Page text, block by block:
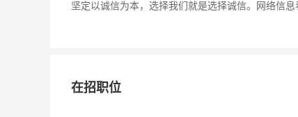
坚定以诚信为本，选择我们就是选择诚信。网络信
在招职位